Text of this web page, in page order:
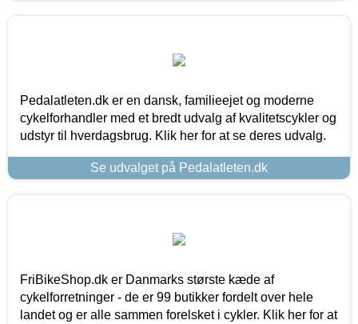
Pedalatleten.dk er en dansk, familieejet og moderne
cykelforhandler med et bredt udvalg af kvalitetscykler og
udstyr til hverdagsbrug. Klik her for at se deres udvalg.
Se udvalget på Pedalatleten.dk
FriBikeShop.dk er Danmarks største kæde af
cykelforretninger - de er 99 butikker fordelt over hele
landet og er alle sammen forelsket i cykler. Klik her for at